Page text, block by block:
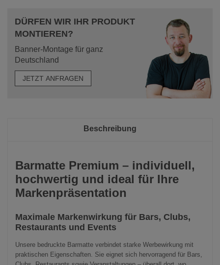
DÜRFEN WIR IHR PRODUKT
MONTIEREN?
Banner-Montage für ganz
Deutschland
JETZT ANFRAGEN
Beschreibung
Barmatte Premium – individuell,
hochwertig und ideal für Ihre
Markenpräsentation
Maximale Markenwirkung für Bars, Clubs,
Restaurants und Events
Unsere bedruckte Barmatte verbindet starke Werbewirkung mit
praktischen Eigenschaften. Sie eignet sich hervorragend für Bars,